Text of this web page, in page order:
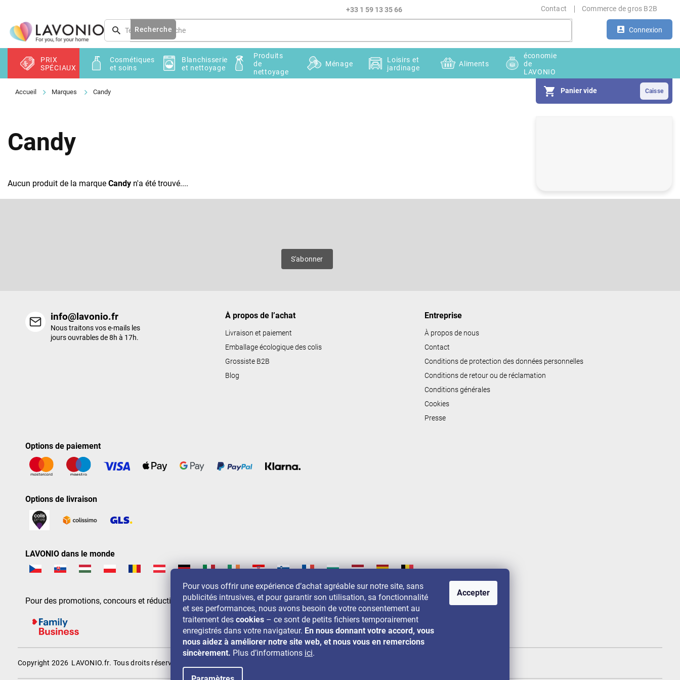
Pour vous offrir une expérience d’achat agréable sur notre site, sans
publicités intrusives, et pour garantir son utilisation, sa fonctionnalité
et ses performances, nous avons besoin de votre consentement au
traitement des cookies – ce sont de petits fichiers temporairement
enregistrés dans votre navigateur. En nous donnant votre accord, vous
nous aidez à améliorer notre site web, et nous vous en remercions
sincèrement. Plus d’informations ici.
Accepter
contenu
+33 1 59 13 35 66 Contact Commerce de gros B2B
Connexion
Recherche
Panier vide
PRIX
SPÉCIAUX
Cosmétiques
et soins
Blanchisserie
et nettoyage
Produits
de
nettoyage
Ménage
Loisirs et
jardinage
Aliments
économie
de
LAVONIO
Marques Candy
r
Candy
Aucun produit de la marque Candy n'a été trouvé....
S'abonner
info@lavonio.fr
Nous traitons vos e-mails les
jours ouvrables de 8h à 17h.
À propos de l’achat
Livraison et paiement
Emballage écologique des colis
Grossiste B2B
Blog
Entreprise
À propos de nous
Contact
Conditions de protection des données personnelles
Conditions de retour ou de réclamation
Conditions générales
Cookies
Presse
Options de paiement
Options de livraison
LAVONIO dans le monde
Pour des promotions, concours et réductions, suivez-nous sur:
Copyright 2026 LAVONIO.fr. Tous droits réservés.